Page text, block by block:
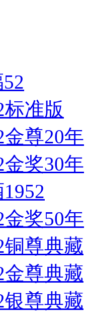
准版
尊20年
奖30年
奖50年
铜尊典藏
金尊典藏
银尊典藏